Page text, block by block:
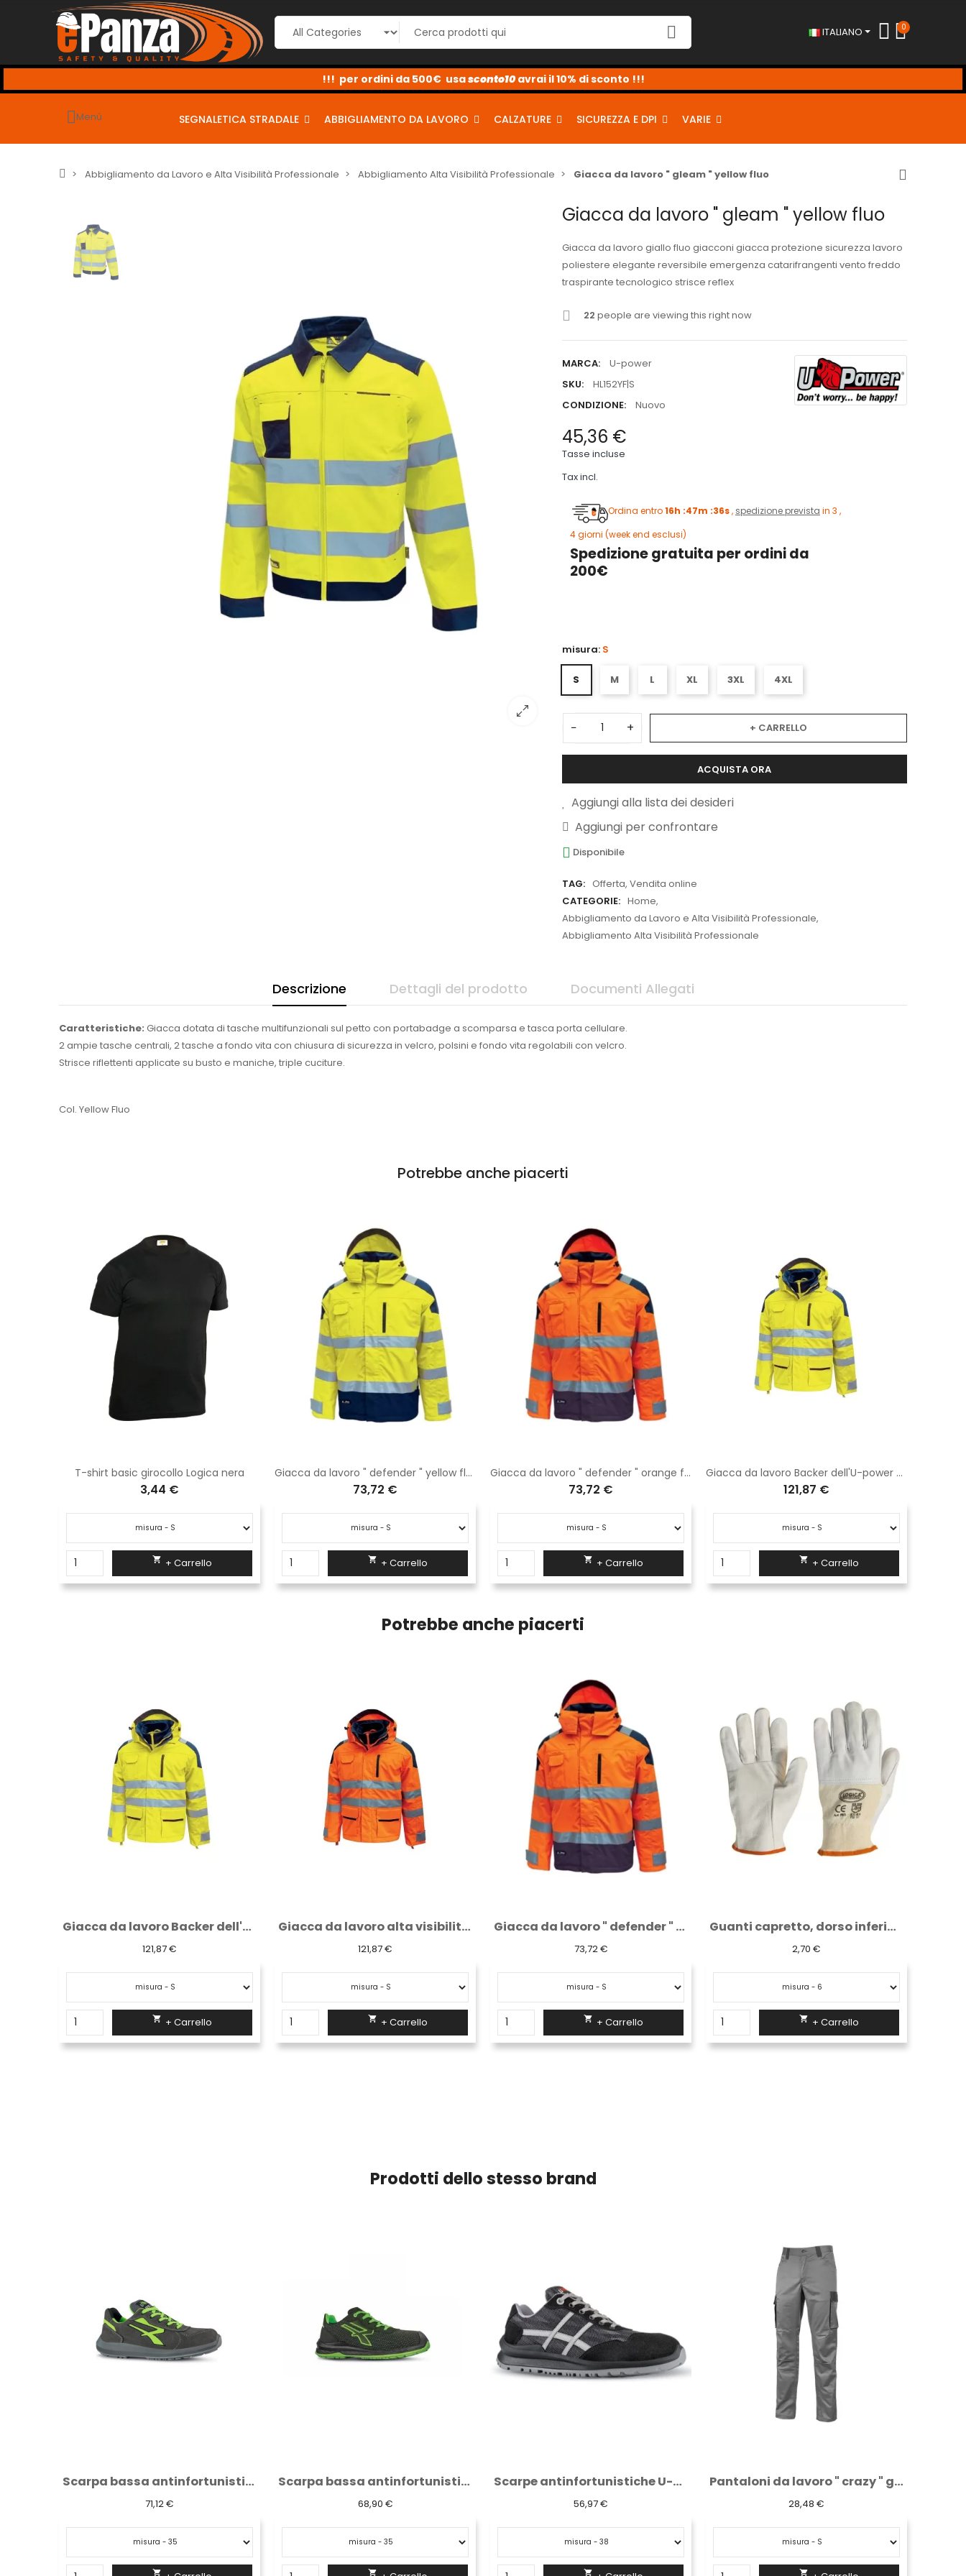
ITALIANO 0
coupon per sconti dal 2% al 10% <-
sconto2
sconto5
sconto10
Menù SEGNALETICA STRADALE ABBIGLIAMENTO DA LAVORO CALZATURE SICUREZZA E DPI VARIE
Abbigliamento da Lavoro e Alta Visibilità Professionale Abbigliamento Alta Visibilità Professionale Giacca da lavoro " gleam " yellow fluo
Giacca da lavoro " gleam " yellow fluo
Giacca da lavoro giallo fluo giacconi giacca protezione sicurezza lavoro
poliestere elegante reversibile emergenza catarifrangenti vento freddo
traspirante tecnologico strisce reflex
22 people are viewing this right now
MARCA:
U-power
SKU:
HL152YF|S
CONDIZIONE:
Nuovo
45,36 €
Tasse incluse
Tax incl.
Ordina entro16h :47m :35s, spedizione prevista in 3 ,
4 giorni (week end esclusi)
Spedizione gratuita per ordini da
200€
misura: S
S M L XL 3XL 4XL
− + + CARRELLO
ACQUISTA ORA
Aggiungi alla lista dei desideri
Aggiungi per confrontare
Disponibile
TAG: Offerta, Vendita online
CATEGORIE: Home,
Abbigliamento da Lavoro e Alta Visibilità Professionale,
Abbigliamento Alta Visibilità Professionale
Descrizione Dettagli del prodotto Documenti Allegati
Caratteristiche: Giacca dotata di tasche multifunzionali sul petto con portabadge a scomparsa e tasca porta cellulare.
2 ampie tasche centrali, 2 tasche a fondo vita con chiusura di sicurezza in velcro, polsini e fondo vita regolabili con velcro.
Strisce riflettenti applicate su busto e maniche, triple cuciture.
Col. Yellow Fluo
Potrebbe anche piacerti
T-shirt basic girocollo Logica nera
3,44 €
 + Carrello
Giacca da lavoro " defender " yellow fluo
73,72 €
 + Carrello
Giacca da lavoro " defender " orange fluo
73,72 €
 + Carrello
Giacca da lavoro Backer dell'U-power yellow fluo HL162YF
121,87 €
 + Carrello
Potrebbe anche piacerti
Giacca da lavoro alta visibilità Backer...
121,87 €
 + Carrello
Giacca da lavoro " defender " orange fluo
73,72 €
 + Carrello
Guanti capretto, dorso inferiore in...
2,70 €
 + Carrello
Giacca da lavoro " defender " yellow fluo
73,72 €
 + Carrello
Prodotti dello stesso brand
Scarpa bassa antinfortunistica U-Power...
68,90 €

Scarpe antinfortunistiche U-Power Fangio...
56,97 €

Pantaloni da lavoro " crazy " grey iron
28,48 €

Scarpa bassa antinfortunistica U-Power Tim...
85,77 €
